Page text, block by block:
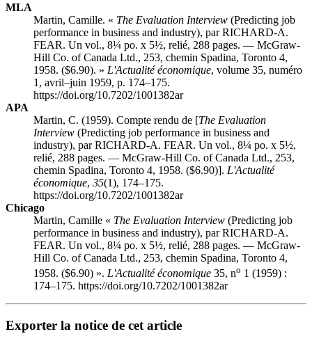
MLA
Martin, Camille. « The Evaluation Interview (Predicting job
performance in business and industry), par RICHARD-A.
FEAR. Un vol., 8¼ po. x 5½, relié, 288 pages. — McGraw-
Hill Co. of Canada Ltd., 253, chemin Spadina, Toronto 4,
1958. ($6.90). » L'Actualité économique, volume 35, numéro
1, avril–juin 1959, p. 174–175.
https://doi.org/10.7202/1001382ar
APA
Martin, C. (1959). Compte rendu de [The Evaluation
Interview (Predicting job performance in business and
industry), par RICHARD-A. FEAR. Un vol., 8¼ po. x 5½,
relié, 288 pages. — McGraw-Hill Co. of Canada Ltd., 253,
chemin Spadina, Toronto 4, 1958. ($6.90)]. L'Actualité
économique, 35(1), 174–175.
https://doi.org/10.7202/1001382ar
Chicago
Martin, Camille « The Evaluation Interview (Predicting job
performance in business and industry), par RICHARD-A.
FEAR. Un vol., 8¼ po. x 5½, relié, 288 pages. — McGraw-
Hill Co. of Canada Ltd., 253, chemin Spadina, Toronto 4,
1958. ($6.90) ». L'Actualité économique 35, no 1 (1959) :
174–175. https://doi.org/10.7202/1001382ar
Exporter la notice de cet article